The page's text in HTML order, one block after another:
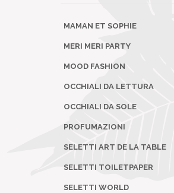
MAMAN ET SOPHIE
MERI MERI PARTY
MOOD FASHION
OCCHIALI DA LETTURA
OCCHIALI DA SOLE
PROFUMAZIONI
SELETTI ART DE LA TABLE
SELETTI TOILETPAPER
SELETTI WORLD